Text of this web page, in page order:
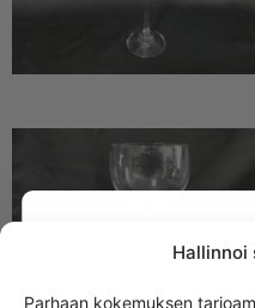
Hallinnoi
Parhaan kokemuksen